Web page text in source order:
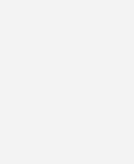
Frühzeitig haben
(ZVSHK)
Gebäudeausrüstung
und Wasserfach